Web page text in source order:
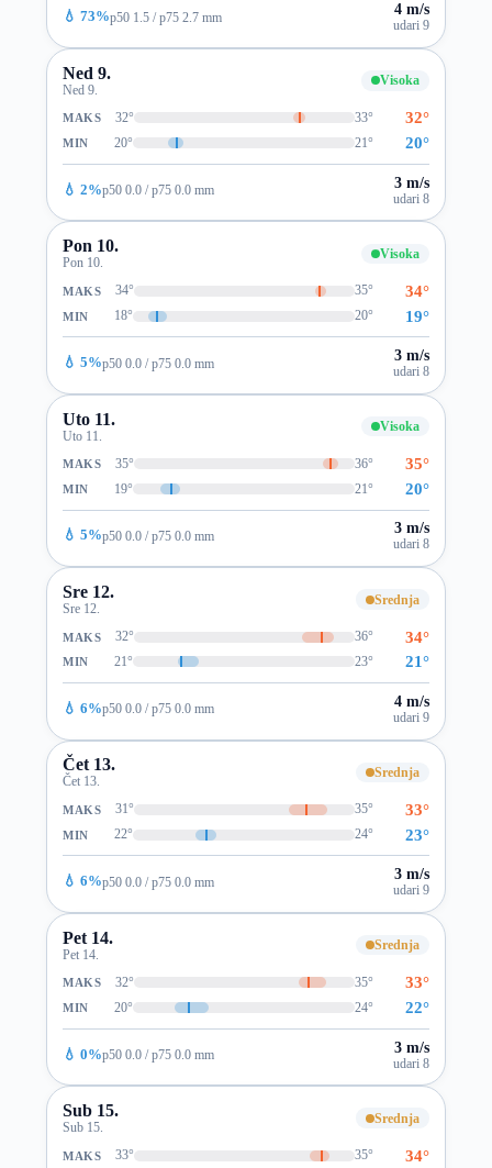
💧 73%p50 1.5 / p75 2.7 mm 4 m/s
udari 9
Ned 9.
Ned 9.
Visoka
MAKS 32° 33° 32°
MIN 20° 21° 20°
💧 2%p50 0.0 / p75 0.0 mm 3 m/s
udari 8
Pon 10.
Pon 10.
Visoka
MAKS 34° 35° 34°
MIN 18° 20° 19°
💧 5%p50 0.0 / p75 0.0 mm 3 m/s
udari 8
Uto 11.
Uto 11.
Visoka
MAKS 35° 36° 35°
MIN 19° 21° 20°
💧 5%p50 0.0 / p75 0.0 mm 3 m/s
udari 8
Sre 12.
Sre 12.
Srednja
MAKS 32° 36° 34°
MIN 21° 23° 21°
💧 6%p50 0.0 / p75 0.0 mm 4 m/s
udari 9
Čet 13.
Čet 13.
Srednja
MAKS 31° 35° 33°
MIN 22° 24° 23°
💧 6%p50 0.0 / p75 0.0 mm 3 m/s
udari 9
Pet 14.
Pet 14.
Srednja
MAKS 32° 35° 33°
MIN 20° 24° 22°
💧 0%p50 0.0 / p75 0.0 mm 3 m/s
udari 8
Sub 15.
Sub 15.
Srednja
MAKS 33° 35° 34°